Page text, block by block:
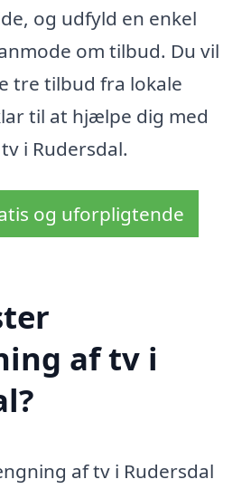
og udfyld en enkel
om tilbud. Du vil
tre tilbud fra lokale
til at hjælpe dig med
i Rudersdal.
og uforpligtende
af tv i
af tv i Rudersdal